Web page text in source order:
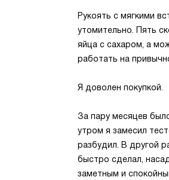
Рукоять с мягкими
утомительно. Пять
яйца с сахаром, а
работать на
Я доволен покупкой.
За пару месяцев
утром я замесил
разбудил. В другой
быстро сделал,
заметным и